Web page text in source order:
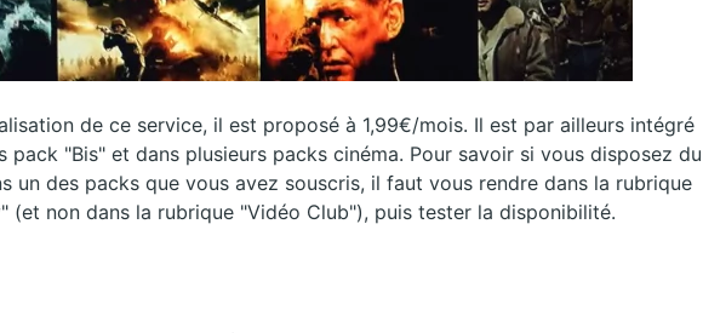
de ce service, il est proposé à 1,99€/mois. Il est par ailleurs intégré
pack "Bis" et dans plusieurs packs cinéma. Pour savoir si vous disposez du
un des packs que vous avez souscris, il faut vous rendre dans la rubrique
(et non dans la rubrique "Vidéo Club"), puis tester la disponibilité.